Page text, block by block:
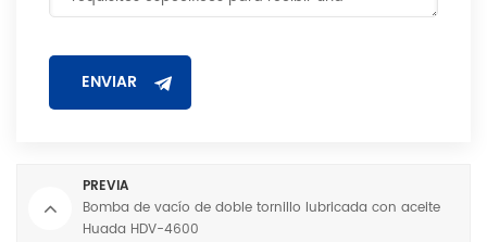
PREVIA
Bomba de vacío de doble tornillo lubricada con aceite
Huada HDV-4600